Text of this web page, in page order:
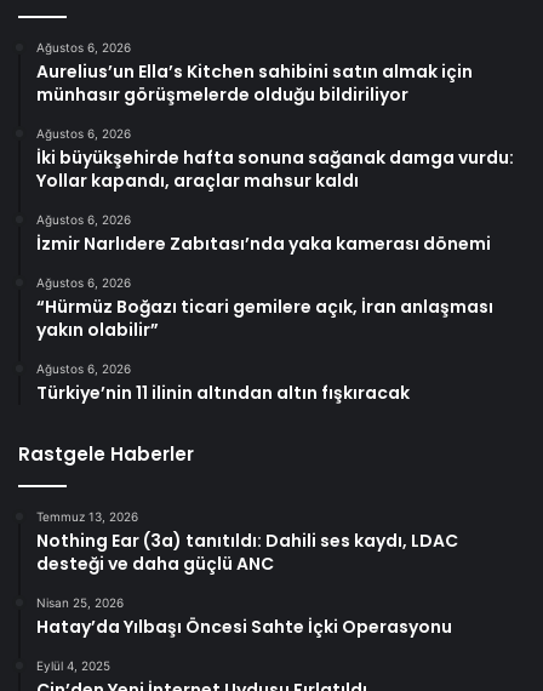
Ağustos 6, 2026
Aurelius’un Ella’s Kitchen sahibini satın almak için
münhasır görüşmelerde olduğu bildiriliyor
Ağustos 6, 2026
İki büyükşehirde hafta sonuna sağanak damga vurdu:
Yollar kapandı, araçlar mahsur kaldı
Ağustos 6, 2026
İzmir Narlıdere Zabıtası’nda yaka kamerası dönemi
Ağustos 6, 2026
“Hürmüz Boğazı ticari gemilere açık, İran anlaşması
yakın olabilir”
Ağustos 6, 2026
Türkiye’nin 11 ilinin altından altın fışkıracak
Rastgele Haberler
Temmuz 13, 2026
Nothing Ear (3a) tanıtıldı: Dahili ses kaydı, LDAC
desteği ve daha güçlü ANC
Nisan 25, 2026
Hatay’da Yılbaşı Öncesi Sahte İçki Operasyonu
Eylül 4, 2025